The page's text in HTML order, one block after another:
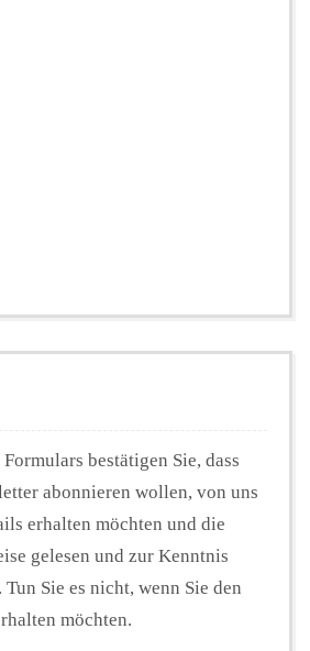
bestätigen Sie, dass
abonnieren wollen, von uns
erhalten möchten und die
gelesen und zur Kenntnis
Tun Sie es nicht, wenn Sie den
möchten.